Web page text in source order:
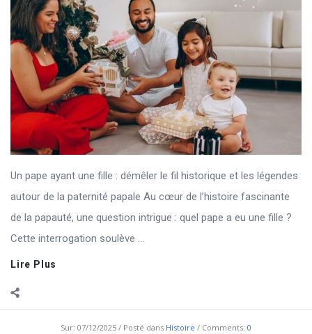
Un pape ayant une fille : démêler le fil historique et les légendes
autour de la paternité papale Au cœur de l’histoire fascinante
de la papauté, une question intrigue : quel pape a eu une fille ?
Cette interrogation soulève ...
Lire Plus
Sur: 07/12/2025 Posté dans Histoire Comments: 0